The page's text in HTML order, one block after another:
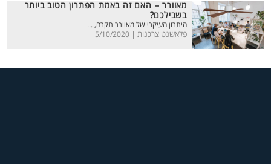
מאוורר – האם זה באמת הפתרון הטוב ביותר
בשבילכם?
היתרון העיקרי של מאוורר תקרה, ...
פלאשנט צרכנות | 5/10/2020